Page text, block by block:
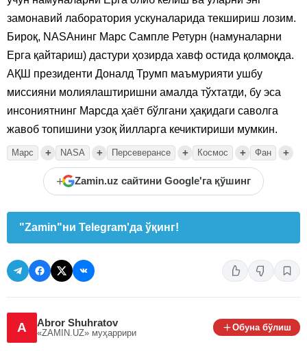
замонавий лаборатория ускуналарида текшириш лозим.
Бироқ, NASAнинг Марс Сампле Ретурн (намуналарни
Ерга қайтариш) дастури ҳозирда хавф остида қолмоқда.
АҚШ президенти Доналд Трумп маъмурияти ушбу
миссияни молиялаштиришни амалда тўхтатди, бу эса
инсониятнинг Марсда ҳаёт бўлгани ҳақидаги саволга
жавоб топишини узоқ йилларга кечиктириши мумкин.
Марс + NASA + Персеверансе + Космос + Фан +
+ Zamin.uz сайтини Google'га қўшинг
"Zamin"ни Telegram'да ўқинг!
A Abror Shuhratov
«ZAMIN.UZ» муҳаррири
Обуна бўлиш